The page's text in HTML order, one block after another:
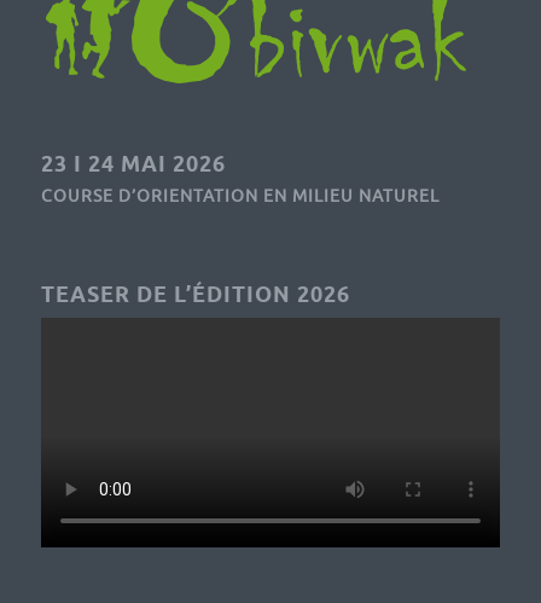
23 I 24 MAI 2026
COURSE D’ORIENTATION EN MILIEU NATUREL
TEASER DE L’ÉDITION 2026